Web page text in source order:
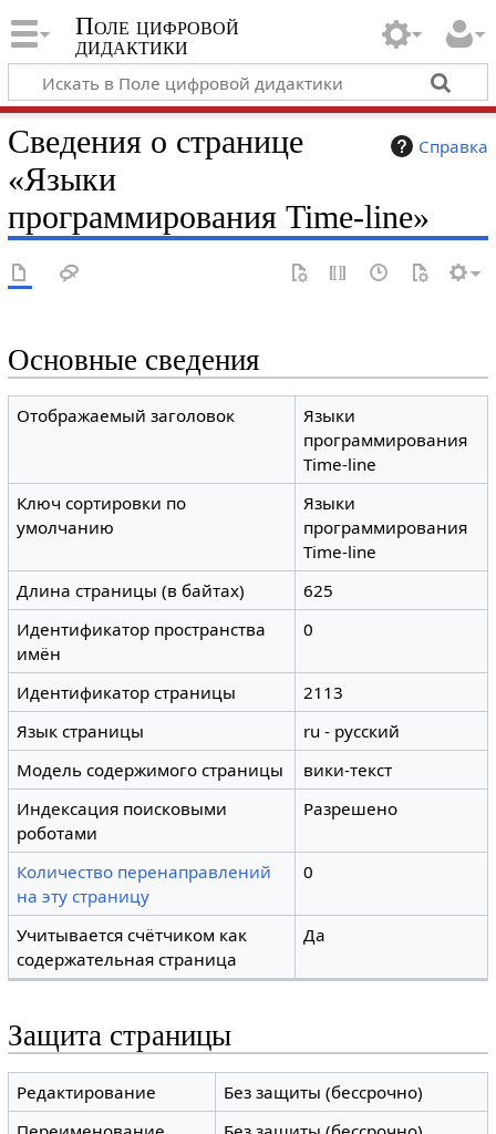
Поле цифровой
дидактики
Справка
Сведения о странице
«Языки
программирования Time-line»
Основные сведения
Отображаемый заголовок
Языки
программирования
Time-line
Ключ сортировки по
умолчанию
Языки
программирования
Time-line
Длина страницы (в байтах)
625
Идентификатор пространства
имён
0
Идентификатор страницы
2113
Язык страницы
ru - русский
Модель содержимого страницы
вики-текст
Индексация поисковыми
роботами
Разрешено
Количество перенаправлений
на эту страницу
0
Учитывается счётчиком как
содержательная страница
Да
Защита страницы
Редактирование
Без защиты (бессрочно)